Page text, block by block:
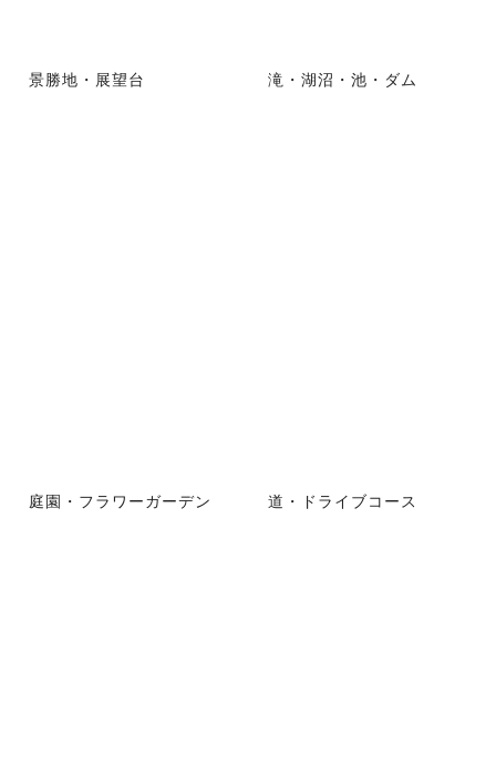
景勝地・展望台 滝・湖沼・池・ダム
庭園・フラワーガーデン 道・ドライブコース